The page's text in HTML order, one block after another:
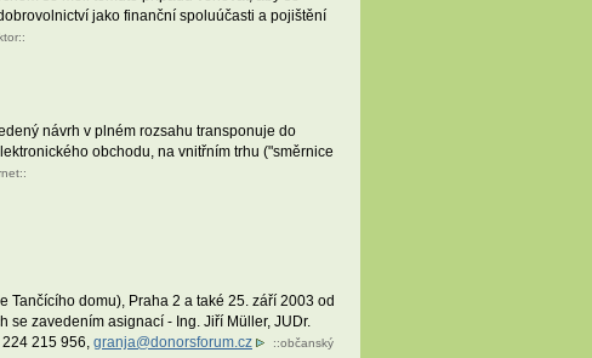
jako finanční spoluúčasti a pojištění
::
návrh v plném rozsahu transponuje do
obchodu, na vnitřním trhu ("směrnice
::
Tančícího domu), Praha 2 a také 25. září 2003 od
zavedením asignací - Ing. Jiří Müller, JUDr.
215 956, granja@donorsforum.cz ::občanský